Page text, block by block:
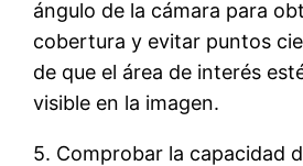
ángulo de la cámara para
cobertura y evitar puntos
de que el área de interés
visible en la imagen.
5. Comprobar la capacidad